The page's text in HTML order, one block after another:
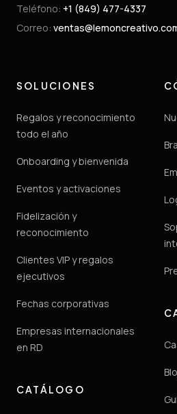
Teléfono: +1 (849) 477-4337
Correo:
SOLUCIONES
Regalos y reconocimiento
todo el año
Onboarding y bienvenida
Eventos y activaciones
Fidelización y
reconocimiento
Clientes VIP y regalos
ejecutivos
Fechas corporativas
Empresas internacionales
en RD
CATÁLOGO